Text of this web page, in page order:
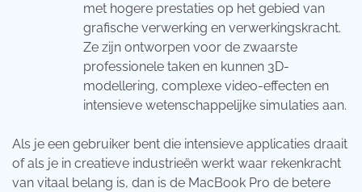
met hogere prestaties op het gebied van
grafische verwerking en verwerkingskracht.
Ze zijn ontworpen voor de zwaarste
professionele taken en kunnen 3D-
modellering, complexe video-effecten en
intensieve wetenschappelijke simulaties aan.
Als je een gebruiker bent die intensieve applicaties draait
of als je in creatieve industrieën werkt waar rekenkracht
van vitaal belang is, dan is de MacBook Pro de betere